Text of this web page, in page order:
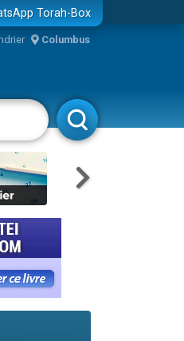
Torah-Box
Columbus